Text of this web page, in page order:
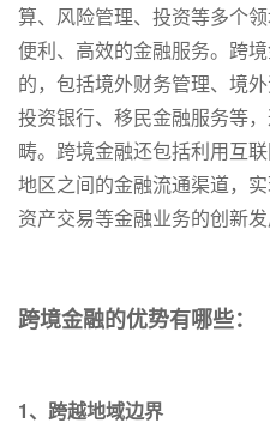
算、风险管理、投资等多个
便利、高效的金融服务。跨
的，包括境外财务管理、境
投资银行、移民金融服务等
畴。跨境金融还包括利用互
地区之间的金融流通渠道，
资产交易等金融业务的创新发
跨境金融的优势有哪些：
1、跨越地域边界